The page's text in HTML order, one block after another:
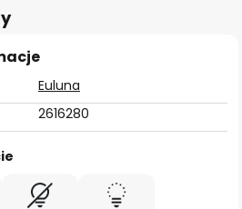
Euluna
2616280